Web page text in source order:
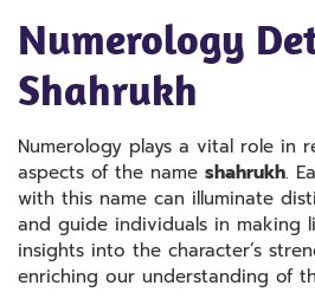
Numerology
Shahrukh
Numerology plays a vital role in
aspects of the name shahrukh.
with this name can illuminate
and guide individuals in making
insights into the character’s
enriching our understanding of